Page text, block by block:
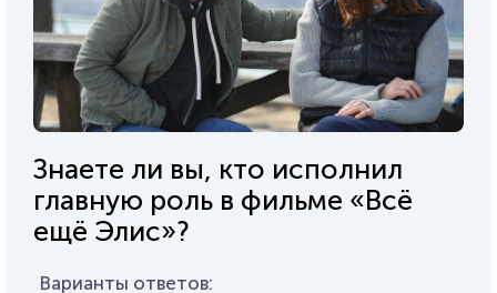
Знаете ли вы, кто исполнил
главную роль в фильме «Всё
ещё Элис»?
Варианты ответов: